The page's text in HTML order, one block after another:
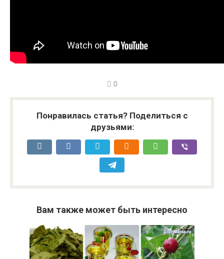
0
Понравилась статья? Поделиться с
друзьями:
Вам также может быть интересно